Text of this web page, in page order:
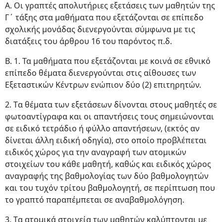
Α. Οι γραπτές απολυτήριες εξετάσεις των μαθητών της
Γ΄ τάξης στα μαθήματα που εξετάζονται σε επίπεδο
σχολικής μονάδας διενεργούνται σύμφωνα με τις
διατάξεις του άρθρου 16 του παρόντος π.δ.
Β. 1. Τα μαθήματα που εξετάζονται με κοινά σε εθνικό
επίπεδο θέματα διενεργούνται στις αίθουσες των
Εξεταστικών Κέντρων ενώπιον δύο (2) επιτηρητών.
2. Tα θέματα των εξετάσεων δίνονται στους μαθητές σε
φωτοαντίγραφα και οι απαντήσεις τους σημειώνονται
σε ειδικό τετράδιο ή φύλλο απαντήσεων, (εκτός αν
δίνεται άλλη ειδική οδηγία), στο οποίο προβλέπεται
ειδικός χώρος για την αναγραφή των ατομικών
στοιχείων του κάθε μαθητή, καθώς και ειδικός χώρος
αναγραφής της βαθμολογίας των δύο βαθμολογητών
και του τυχόν τρίτου βαθμολογητή, σε περίπτωση που
το γραπτό παραπέμπεται σε αναβαθμολόγηση.
3. Tα ατομικά στοιχεία των μαθητών καλύπτονται με